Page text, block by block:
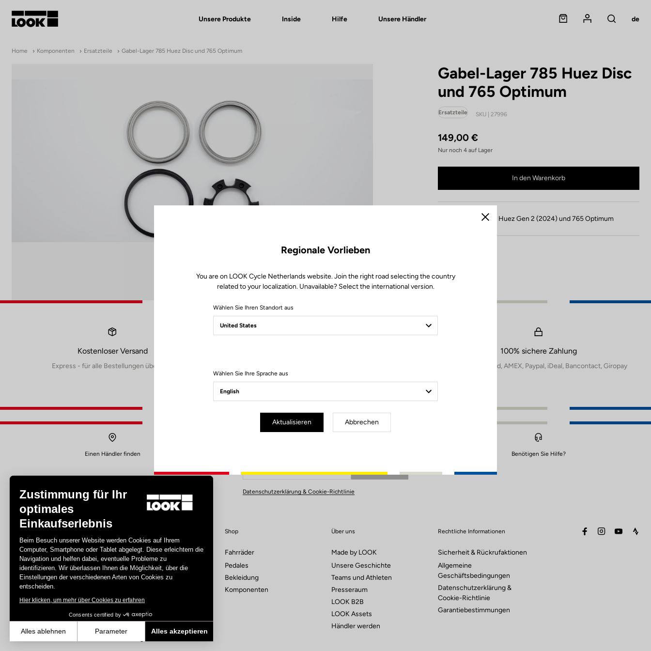
Unsere Produkte Inside Hilfe Unsere Händler Panier
Mon compte
Rechercher
de
Home Komponenten Ersatzteile Gabel-Lager 785 Huez Disc und 765 Optimum
Gabel-Lager 785 Huez Disc
und 765 Optimum
Ersatzteile SKU | 27996
149,00 €
Nur noch 4 auf Lager
In den Warenkorb
Kompatibel mit 785 Huez Gen 2 (2024) und 765 Optimum
Kostenloser Versand
Express - für alle Bestellungen über 60€
100% sichere Zahlung
Visa, Mastercard, AMEX, Paypal, iDeal, Bancontact, Giropay
Einen Händler finden
Deine E-Mail wurde registriert.
Datenschutzerklärung & Cookie-Richtlinie
Benötigen Sie Hilfe?
Straße
Bahn
Triathlon
E-bike
MTB
Shop
Fahrräder
Pedales
Bekleidung
Komponenten
Über uns
Made by LOOK
Unsere Geschichte
Teams und Athleten
Presseraum
LOOK B2B
LOOK Assets
Händler werden
Rechtliche Informationen
Sicherheit & Rückrufaktionen
Allgemeine
Geschäftsbedingungen
Datenschutzerklärung &
Cookie-Richtlinie
Garantiebestimmungen
facebookinstagramyoutube
Schließen
Regionale Vorlieben
You are on LOOK Cycle Netherlands website. Join the right road selecting the country
related to your localization. Unavailable? Select the international version.
Wählen Sie Ihren Standort aus
Wählen Sie Ihre Sprache aus
Aktualisieren Abbrechen
Zustimmung für Ihr
optimales
Einkaufserlebnis
Beim Besuch unserer Website werden Cookies auf Ihrem
Computer, Smartphone oder Tablet abgelegt. Diese erleichtern die
Navigation und helfen dabei, eventuelle Probleme zu
identifizieren. Wir überlassen Ihnen die Möglichkeit, über die
Einstellungen der verschiedenen Arten von Cookies zu
entscheiden.
Hier klicken, um mehr über Cookies zu erfahren
Consents certified by
Alles ablehnen Parameter
Alles akzeptieren